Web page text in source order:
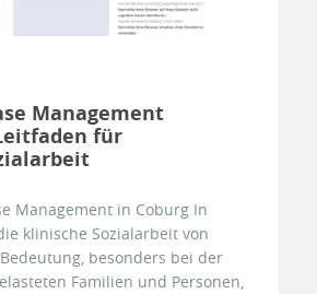
Management
für
Management in Coburg In
klinische Sozialarbeit von
besonders bei der
Familien und Personen,